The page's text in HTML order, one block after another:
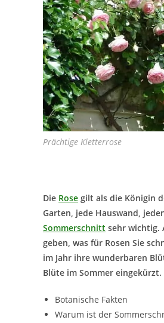
Prächtige Kletterrose
Die Rose gilt als die Königin
Garten, jede Hauswand,
Sommerschnitt sehr wichtig.
geben, was für Rosen Sie
im Jahr ihre wunderbaren
Blüte im Sommer eingekürzt.
Botanische Fakten
Warum ist der